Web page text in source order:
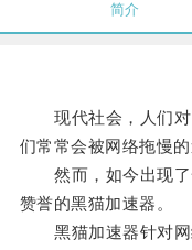
简介
现代社会，人们对
们常常会被网络拖慢的
然而，如今出现了
赞誉的黑猫加速器。
黑猫加速器针对网